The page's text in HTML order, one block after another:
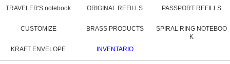
TRAVELER'S notebook ORIGINAL REFILLS PASSPORT REFILLS
CUSTOMIZE BRASS PRODUCTS
SPIRAL RING NOTEBOO
K
KRAFT ENVELOPE
INVENTARIO